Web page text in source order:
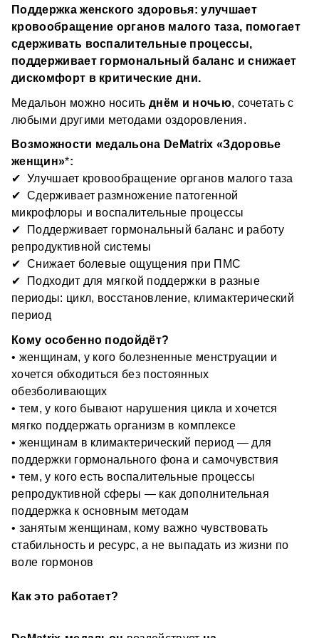
период
• тем, у кого бывают нарушения цикла и хочется
мягко поддержать организм в комплексе
• женщинам в климактерический период — для
поддержки гормонального фона и самочувствия
• тем, у кого есть воспалительные процессы
репродуктивной сферы — как дополнительная
поддержка к основным методам
• занятым женщинам, кому важно чувствовать
стабильность и ресурс, а не выпадать из жизни по
воле гормонов
Как это работает?
DeMatrix-медальон воздействует на
энергоинформационном уровне через
взаимодействие с электромагнитным полем
восстановления организма.
Сила медальона — в синергии 5 принципов
Гомеопатия
Метод восстановления организма, который
устраняет не только симптомы болезни, но и её
первопричину.
Фитопрепараты — восстанавливающий эффект.
Лекарственные средства, получаемые
исключительно из растительного сырья: трав, целых
растений или их экстрактов. Фитопрепараты
применяются как для оздоровления, так и в качестве
профилактических средств.
Инвертированные гомеопатические нозоды —
антипаразитарный эффект.
других инфекций, а затем их оцифрованные сигналы
переводятся в инвертированный вид
(переворачиваются на 180). Когда инвертированная
(перевернутая) волна встречается с оригинальной
волной вируса в организме, они накладываются друг
на друга и взаимно уничтожаются. Это называется
эффектом гашения.
Оцифрованные программы приборов DeVita
Ritm и DeVita AP
антипаразитарный эффекты.
Ключевые программы, направленные на регуляцию
основных систем организма.
Сакральная геометрия – усиливающий эффект.
Формы медальона символизируют:
гармонизирующий символ, цветок жизни и
пирамидальные соты.
Что отмечают люди?
-  уходит ощущение «меня выключает на эти дни»:
-  снижается необходимость в обезболивающих, если
Поддержка женского здоровья: улучшает
кровообращение органов малого таза, помогает
сдерживать воспалительные процессы,
поддерживает гормональный баланс и снижает
дискомфорт в критические дни.
Медальон можно носить днём и ночью, сочетать с
любыми другими методами оздоровления.
Возможности медальона DeMatrix «Здоровье
женщин»*:
✔  Улучшает кровообращение органов малого таза
✔  Сдерживает размножение патогенной
микрофлоры и воспалительные процессы
✔  Поддерживает гормональный баланс и работу
репродуктивной системы
✔  Снижает болевые ощущения при ПМС
✔  Подходит для мягкой поддержки в разные
периоды: цикл, восстановление, климактерический
период
Кому особенно подойдёт?
• женщинам, у кого болезненные менструации и
хочется обходиться без постоянных
обезболивающих
• тем, у кого бывают нарушения цикла и хочется
мягко поддержать организм в комплексе
• женщинам в климактерический период — для
поддержки гормонального фона и самочувствия
• тем, у кого есть воспалительные процессы
репродуктивной сферы — как дополнительная
поддержка к основным методам
• занятым женщинам, кому важно чувствовать
стабильность и ресурс, а не выпадать из жизни по
воле гормонов
Как это работает?